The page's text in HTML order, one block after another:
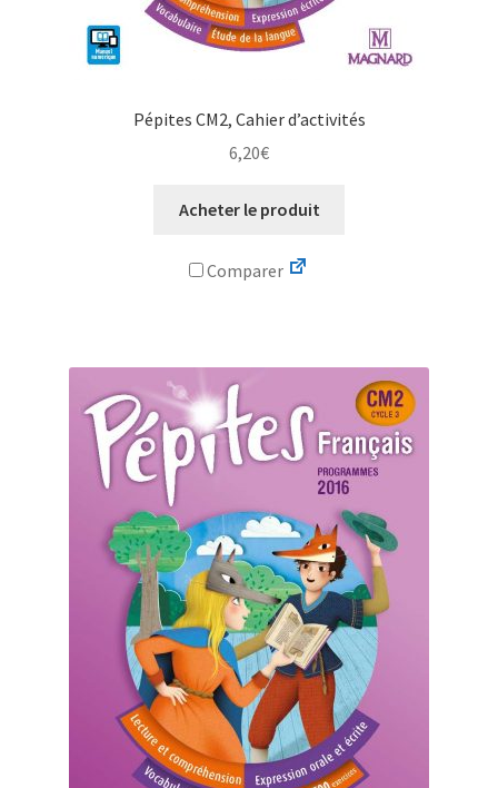
Pépites CM2, Cahier d’activités
6,20€
Acheter le produit
Comparer